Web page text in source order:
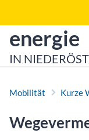
zur Startseite
energie
IN
Mobilität Kurze